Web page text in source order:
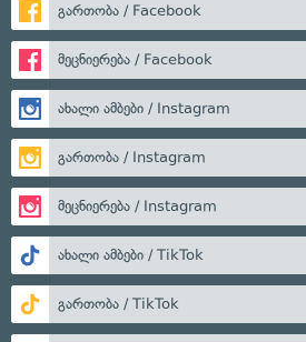
გართობა / Facebook
მეცნიერება / Facebook
ახალი ამბები / Instagram
გართობა / Instagram
მეცნიერება / Instagram
ახალი ამბები / TikTok
გართობა / TikTok